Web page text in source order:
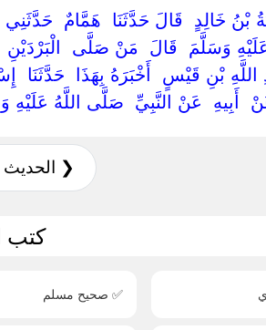
بْنُ خَالِدٍ ‏ ‏قَالَ حَدَّثَنَا ‏ ‏هَمَّامٌ
وَسَلَّمَ ‏ ‏قَالَ ‏ ‏مَنْ صَلَّى ‏ ‏الْبَرْدَيْنِ
اللَّهِ بْنِ قَيْسٍ ‏ ‏أَخْبَرَهُ بِهَذَا ‏ ‏حَدَّثَنَا
‏أَبِيهِ ‏ ‏عَنْ النَّبِيِّ ‏ ‏صَلَّى اللَّهُ عَلَيْهِ
❮ الحديث
كتب
✅ صحيح مسلم